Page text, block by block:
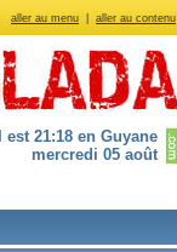
aller au menu aller au contenu
Il est 21:18 en Guyane
mercredi 05 août